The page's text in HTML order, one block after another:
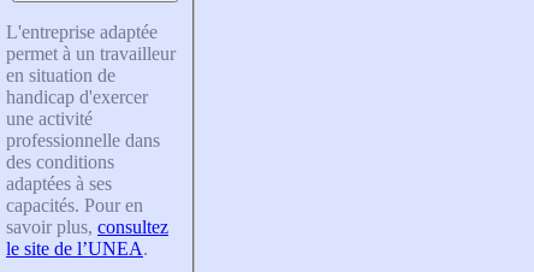
L'entreprise adaptée
permet à un travailleur
en situation de
handicap d'exercer
une activité
professionnelle dans
des conditions
adaptées à ses
capacités. Pour en
savoir plus, consultez
le site de l’UNEA.